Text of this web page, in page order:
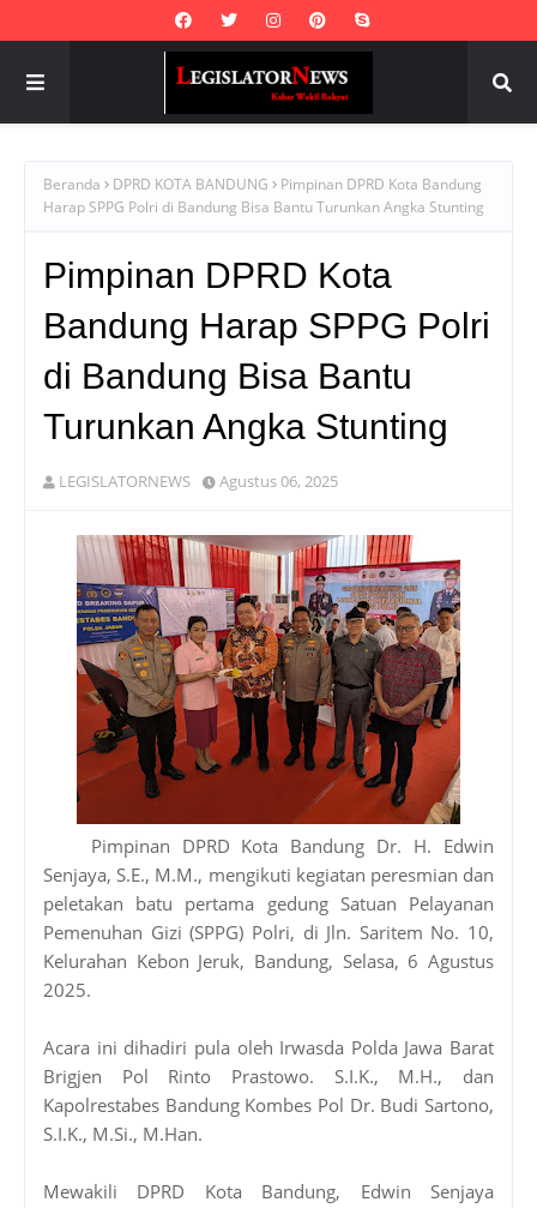
Beranda DPRD KOTA BANDUNG
Pimpinan DPRD Kota Bandung
Harap SPPG Polri di Bandung Bisa Bantu Turunkan Angka Stunting
Pimpinan DPRD Kota
Bandung Harap SPPG Polri
di Bandung Bisa Bantu
Turunkan Angka Stunting
LEGISLATORNEWS Agustus 06, 2025
Pimpinan DPRD Kota Bandung Dr. H. Edwin
Senjaya, S.E., M.M., mengikuti kegiatan peresmian dan
peletakan batu pertama gedung Satuan Pelayanan
Pemenuhan Gizi (SPPG) Polri, di Jln. Saritem No. 10,
Kelurahan Kebon Jeruk, Bandung, Selasa, 6 Agustus
2025.
Acara ini dihadiri pula oleh Irwasda Polda Jawa Barat
Brigjen Pol Rinto Prastowo. S.I.K., M.H., dan
Kapolrestabes Bandung Kombes Pol Dr. Budi Sartono,
S.I.K., M.Si., M.Han.
Mewakili DPRD Kota Bandung, Edwin Senjaya